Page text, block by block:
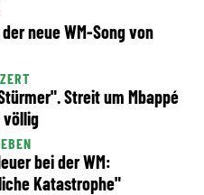
neue WM-Song von
Streit um Mbappé
bei der WM:
Katastrophe"